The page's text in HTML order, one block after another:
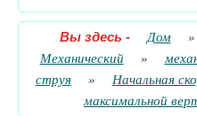
Вы здесь - Дом »
Механический
»
струя
»
Начальная
максимальной